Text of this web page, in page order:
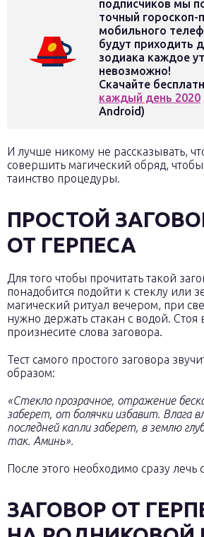
подписчиков мы
точный гороскоп-
мобильного
будут приходить
зодиака каждое
невозможно!
Скачайте
каждый день 2020
Android)
И лучше никому не рассказывать,
совершить магический обряд,
таинство процедуры.
ПРОСТОЙ
ОТ ГЕРПЕСА
Для того чтобы прочитать такой
понадобится подойти к стеклу или
магический ритуал вечером, при
нужно держать стакан с водой. Стоя
произнесите слова заговора.
Тест самого простого заговора
образом:
«Стекло прозрачное, отражение
заберет, от болячки избавит. Влага
последней капли заберет, в землю
так. Аминь».
После этого необходимо сразу лечь
ЗАГОВОР ОТ